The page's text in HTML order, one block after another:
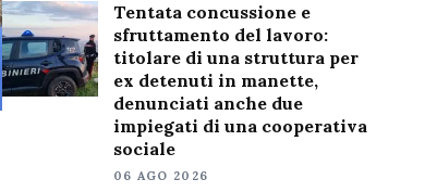
Tentata concussione e
sfruttamento del lavoro:
titolare di una struttura per
ex detenuti in manette,
denunciati anche due
impiegati di una cooperativa
sociale
06 AGO 2026